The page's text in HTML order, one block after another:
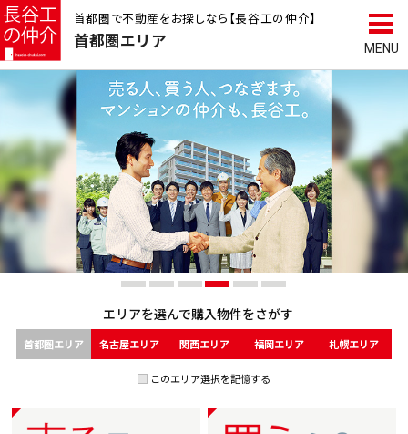
首都圏で不動産をお探しなら【長谷工の仲介】
首都圏エリア
エリアを選んで購入物件をさがす
首都圏エリア 名古屋エリア 関西エリア 福岡エリア 札幌エリア
このエリア選択を記憶する